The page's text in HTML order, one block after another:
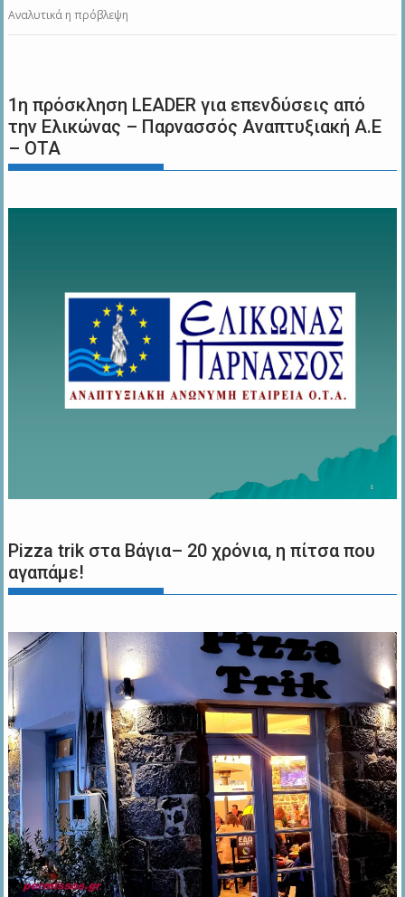
Αναλυτικά η πρόβλεψη
1η πρόσκληση LEADER για επενδύσεις από
την Ελικώνας – Παρνασσός Αναπτυξιακή Α.Ε
– ΟΤΑ
Pizza trik στα Βάγια– 20 χρόνια, η πίτσα που
αγαπάμε!